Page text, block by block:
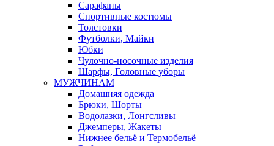
Сарафаны
Спортивные костюмы
Толстовки
Футболки, Майки
Юбки
Чулочно-носочные изделия
Шарфы, Головные уборы
МУЖЧИНАМ
Домашняя одежда
Брюки, Шорты
Водолазки, Лонгсливы
Джемперы, Жакеты
Нижнее бельё и Термобельё